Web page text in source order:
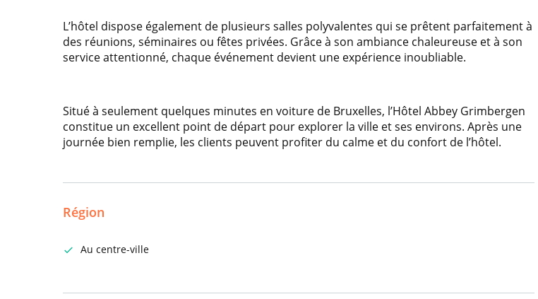
L’hôtel dispose également de plusieurs salles polyvalentes qui se prêtent parfaitement à
des réunions, séminaires ou fêtes privées. Grâce à son ambiance chaleureuse et à son
service attentionné, chaque événement devient une expérience inoubliable.
Situé à seulement quelques minutes en voiture de Bruxelles, l’Hôtel Abbey Grimbergen
constitue un excellent point de départ pour explorer la ville et ses environs. Après une
journée bien remplie, les clients peuvent profiter du calme et du confort de l’hôtel.
Région
Au centre-ville